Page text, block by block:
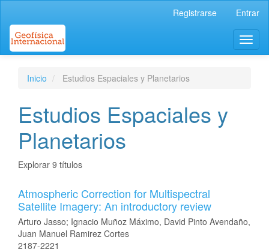
Contenido
principal
Barra
Registrarse Entrar
Inicio Estudios Espaciales y Planetarios
Estudios Espaciales y
Planetarios
Explorar 9 títulos
Atmospheric Correction for Multispectral
Satellite Imagery: An introductory review
Arturo Jasso; Ignacio Muñoz Máximo, David Pinto Avendaño,
Juan Manuel Ramirez Cortes
2187-2221